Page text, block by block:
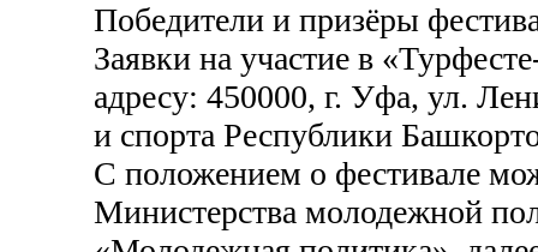
Победители и призёры
Заявки на участие в
адресу: 450000, г. Уфа, ул.
и спорта Республики
С положением о фестивале
Министерства молодежной